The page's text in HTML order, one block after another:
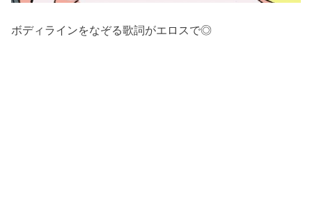
ボディラインをなぞる歌詞がエロスで◎